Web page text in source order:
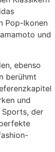
Pop-Ikonen
und
ebenso
berühmt
und
Sports, der